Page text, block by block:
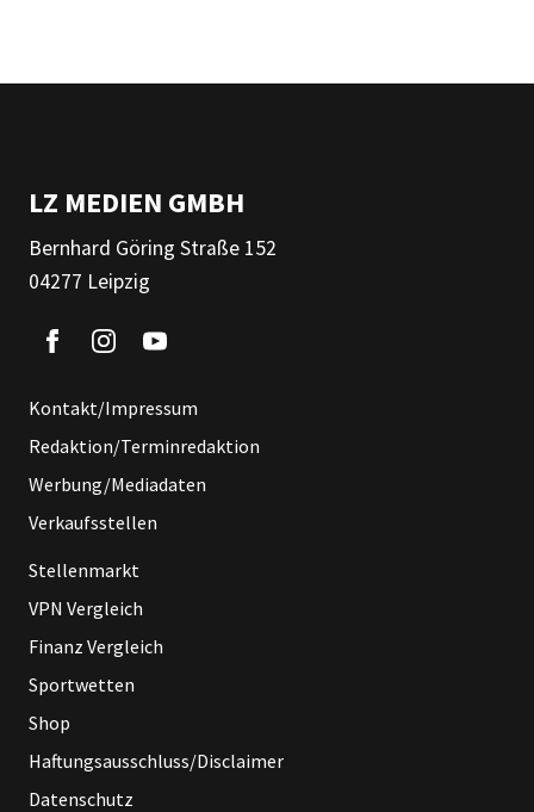
LZ MEDIEN GMBH
Bernhard Göring Straße 152
04277 Leipzig
Kontakt/Impressum
Redaktion/Terminredaktion
Werbung/Mediadaten
Verkaufsstellen
Stellenmarkt
VPN Vergleich
Finanz Vergleich
Sportwetten
Shop
Haftungsausschluss/Disclaimer
Datenschutz